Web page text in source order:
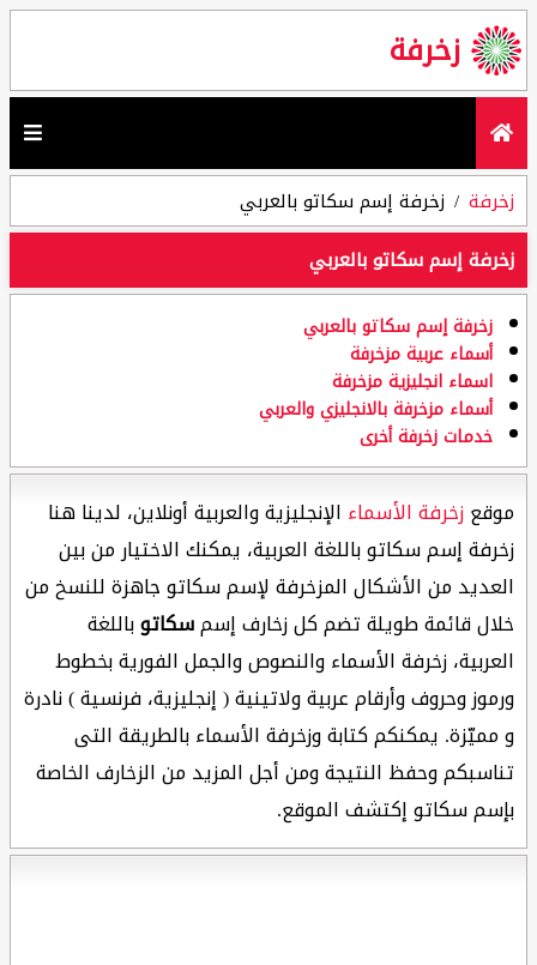
زخرفة
زخرفة
زخرفة إسم سكاتو بالعربي
زخرفة إسم سكاتو بالعربي
زخرفة إسم سكاتو بالعربي
أسماء عربية مزخرفة
اسماء انجليزية مزخرفة
أسماء مزخرفة بالانجليزي والعربي
خدمات زخرفة أخرى
موقعزخرفة الأسماء الإنجليزية والعربية أونلاين، لدينا هنا
زخرفة إسم سكاتو باللغة العربية، يمكنك الاختيار من بين
العديد من الأشكال المزخرفة لإسم سكاتو جاهزة للنسخ من
خلال قائمة طويلة تضم كل زخارف إسمسكاتوباللغة
العربية، زخرفة الأسماء والنصوص والجمل الفورية بخطوط
ورموز وحروف وأرقام عربية ولاتينية ( إنجليزية، فرنسية ) نادرة
و مميّزة. يمكنكم كتابة وزخرفة الأسماء بالطريقة التى
تناسبكم وحفظ النتيجة ومن أجل المزيد من الزخارف الخاصة
بإسم سكاتو إكتشف الموقع.